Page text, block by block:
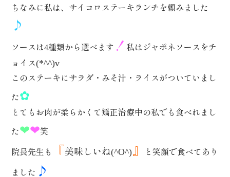
ちなみに私は、サイコロステーキランチを頼みました
♪
ソースは4種類から選べます ！ 私はジャポネソースをチ
ョイス(*^^)v
このステーキにサラダ・みそ汁・ライスがついていまし
た✿
とてもお肉が柔らかくて矯正治療中の私でも食べれまし
た❤❤笑
院長先生も
『美味しいね(^O^)』
と笑顔で食べてあり
ました ♪